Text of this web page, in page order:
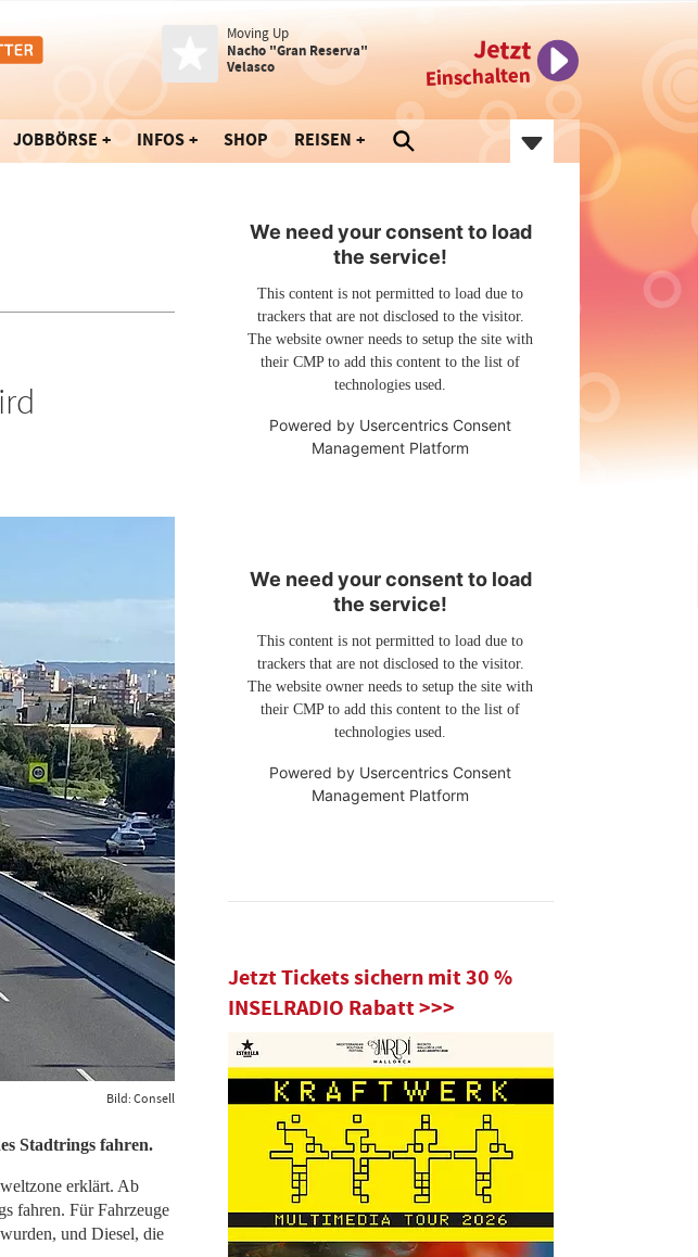
Moving Up
Nacho "Gran Reserva"
Velasco
Jetzt
Einschalten
JOBBÖRSE INFOS SHOP REISEN
Bild: Consell
Stadtrings fahren.
erklärt. Ab
fahren. Für Fahrzeuge
und Diesel, die
We need your consent to load
the service!
This content is not permitted to load due to
trackers that are not disclosed to the visitor.
The website owner needs to setup the site with
their CMP to add this content to the list of
technologies used.
Powered by Usercentrics Consent
Management Platform
We need your consent to load
the service!
This content is not permitted to load due to
trackers that are not disclosed to the visitor.
The website owner needs to setup the site with
their CMP to add this content to the list of
technologies used.
Powered by Usercentrics Consent
Management Platform
Jetzt Tickets sichern mit 30 %
INSELRADIO Rabatt >>>